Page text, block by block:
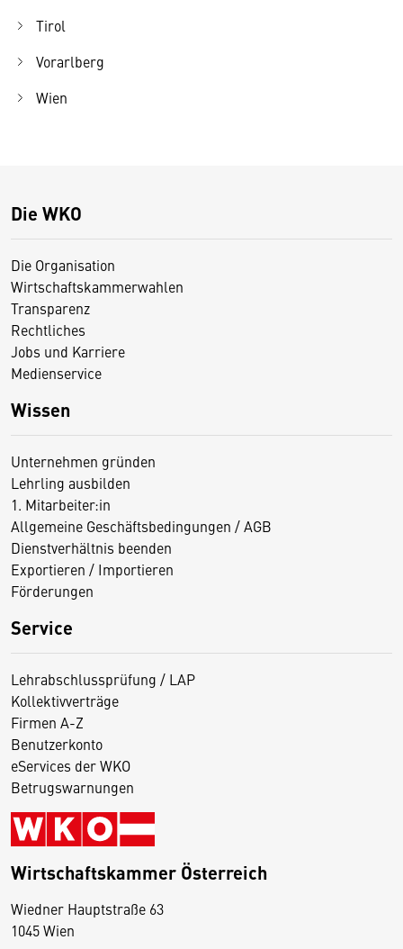
Tirol
Vorarlberg
Wien
Die WKO
Die Organisation
Wirtschaftskammerwahlen
Transparenz
Rechtliches
Jobs und Karriere
Medienservice
Wissen
Unternehmen gründen
Lehrling ausbilden
1. Mitarbeiter:in
Allgemeine Geschäftsbedingungen / AGB
Dienstverhältnis beenden
Exportieren / Importieren
Förderungen
Service
Lehrabschlussprüfung / LAP
Kollektivverträge
Firmen A-Z
Benutzerkonto
eServices der WKO
Betrugswarnungen
Wirtschaftskammer Österreich
Wiedner Hauptstraße 63
1045 Wien
D